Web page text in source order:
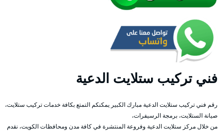
فني تركيب ستلايت الدعية
رقم فني تركيب ستلايت الدعية مبارك الكبير يمكنكم التمتع بكافة خدمات تركيب ستلايت،
صيانة الستلايت، برمجة الرسيفرات،
من خلال مركز ستلايت الدعية وفروعة المنتشرة في كافة مدن ومحافظات الكويت، نقدم